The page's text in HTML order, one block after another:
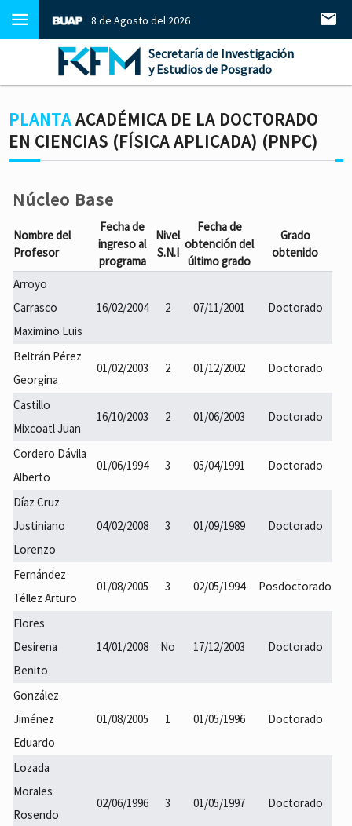
8 de Agosto del 2026
Secretaría de Investigación
y Estudios de Posgrado
PLANTAACADÉMICA DE LA DOCTORADO
EN CIENCIAS (FÍSICA APLICADA) (PNPC)
Núcleo Base
Nombre del
Profesor
Fecha de
ingreso al
programa
Nivel
S.N.I
Fecha de
obtención del
último grado
Grado
obtenido
Arroyo
Carrasco
Maximino Luis
16/02/2004 2 07/11/2001 Doctorado
Beltrán Pérez
Georgina
01/02/2003 2 01/12/2002 Doctorado
Castillo
Mixcoatl Juan
16/10/2003 2 01/06/2003 Doctorado
Cordero Dávila
Alberto
01/06/1994 3 05/04/1991 Doctorado
Díaz Cruz
Justiniano
Lorenzo
04/02/2008 3 01/09/1989 Doctorado
Fernández
Téllez Arturo
01/08/2005 3 02/05/1994 Posdoctorado
Flores
Desirena
Benito
14/01/2008 No 17/12/2003 Doctorado
González
Jiménez
Eduardo
01/08/2005 1 01/05/1996 Doctorado
Lozada
Morales
Rosendo
02/06/1996 3 01/05/1997 Doctorado